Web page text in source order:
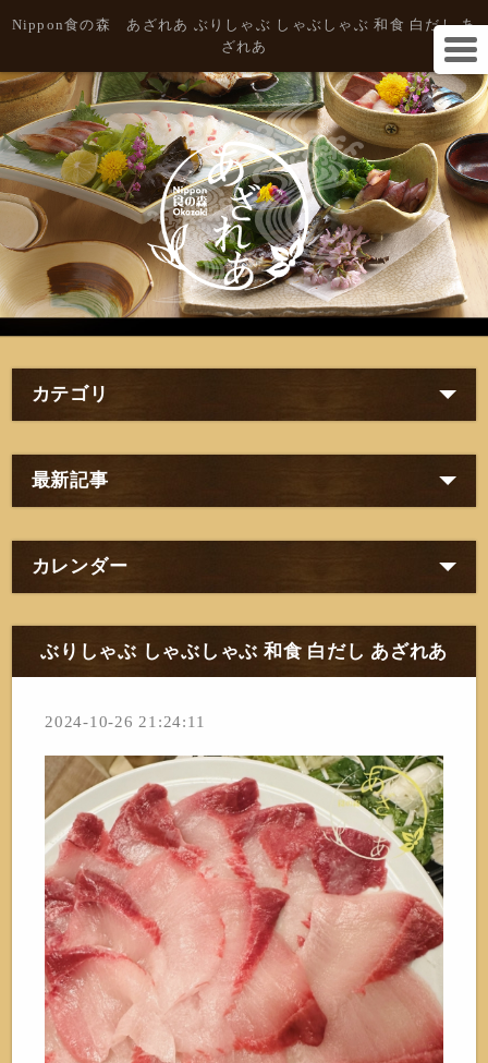
Nippon食の森 あざれあ ぶりしゃぶ しゃぶしゃぶ 和食 白だし あ
ざれあ
カテゴリ
最新記事
カレンダー
ぶりしゃぶ しゃぶしゃぶ 和食 白だし あざれあ
2024-10-26 21:24:11